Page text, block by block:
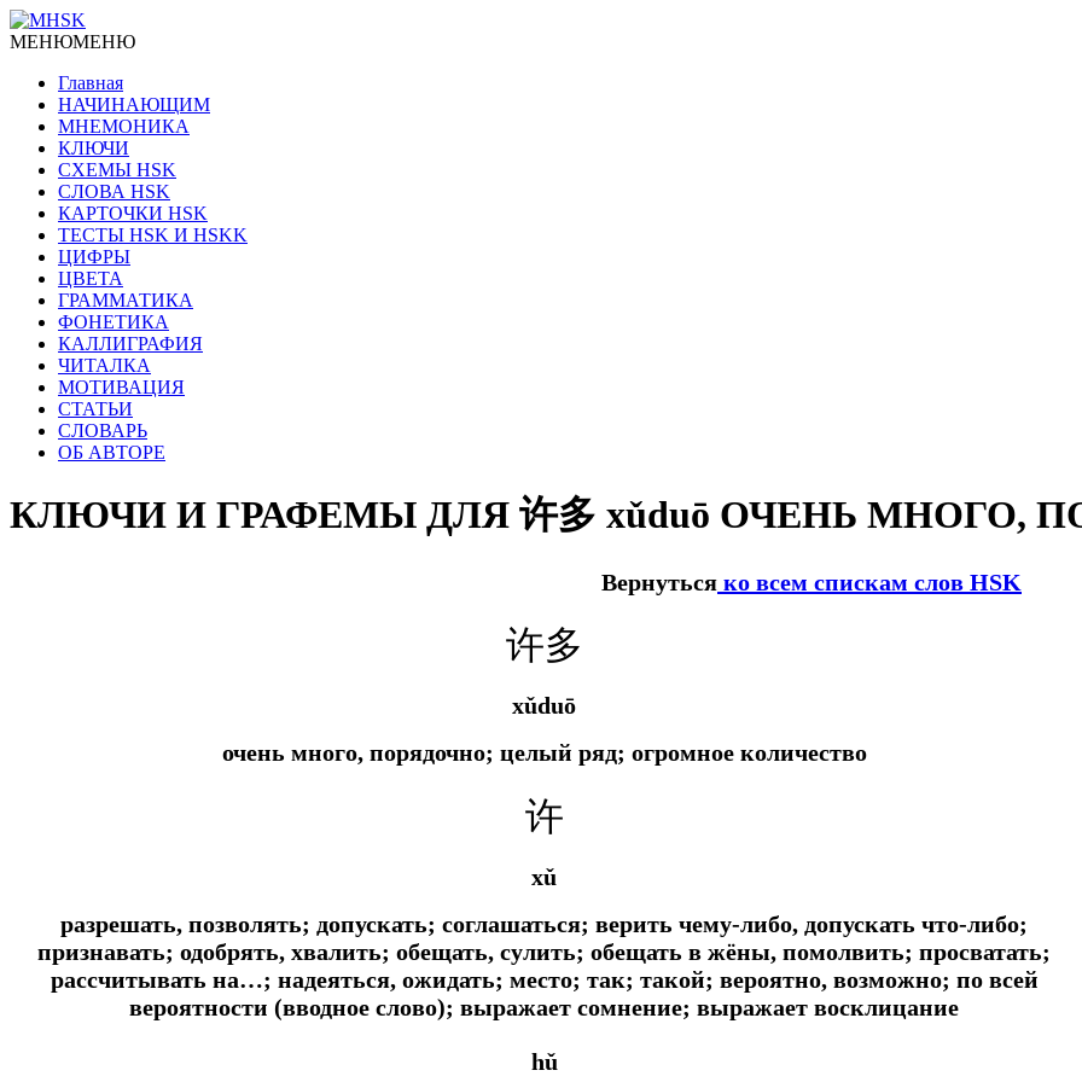
МЕНЮМЕНЮ
Главная
НАЧИНАЮЩИМ
МНЕМОНИКА
КЛЮЧИ
СХЕМЫ HSK
СЛОВА HSK
КАРТОЧКИ HSK
ТЕСТЫ HSK И HSKK
ЦИФРЫ
ЦВЕТА
ГРАММАТИКА
ФОНЕТИКА
КАЛЛИГРАФИЯ
ЧИТАЛКА
МОТИВАЦИЯ
СТАТЬИ
СЛОВАРЬ
ОБ АВТОРЕ
КЛЮЧИ И ГРАФЕМЫ ДЛЯ 许多 xǔduō ОЧЕНЬ МНОГО,
Вернуться ко всем спискам слов HSK
许多
xǔduō
очень много, порядочно; целый ряд; огромное количество
许
xǔ
разрешать, позволять; допускать; соглашаться; верить чему-либо, допускать что-либо;
признавать; одобрять, хвалить; обещать, сулить; обещать в жёны, помолвить; просватать;
рассчитывать на…; надеяться, ожидать; место; так; такой; вероятно, возможно; по всей
вероятности (вводное слово); выражает сомнение; выражает восклицание
hǔ